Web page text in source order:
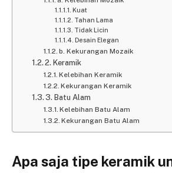
Kuat
Tahan Lama
Tidak Licin
Desain Elegan
b. Kekurangan Mozaik
2. Keramik
Kelebihan Keramik
Kekurangan Keramik
3. Batu Alam
Kelebihan Batu Alam
Kekurangan Batu Alam
Apa saja tipe keramik